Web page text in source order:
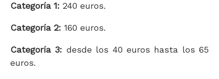
Categoría 1:240 euros.
Categoría 2: 160 euros.
Categoría 3: desde los 40 euros hasta los 65
euros.